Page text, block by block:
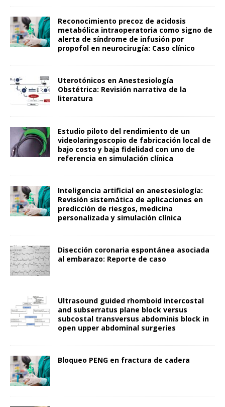
Reconocimiento precoz de acidosis
metabólica intraoperatoria como signo de
alerta de síndrome de infusión por
propofol en neurocirugía: Caso clínico
Uterotónicos en Anestesiología
Obstétrica: Revisión narrativa de la
literatura
Estudio piloto del rendimiento de un
videolaringoscopio de fabricación local de
bajo costo y baja fidelidad con uno de
referencia en simulación clínica
Inteligencia artificial en anestesiología:
Revisión sistemática de aplicaciones en
predicción de riesgos, medicina
personalizada y simulación clínica
Disección coronaria espontánea asociada
al embarazo: Reporte de caso
Ultrasound guided rhomboid intercostal
and subserratus plane block versus
subcostal transversus abdominis block in
open upper abdominal surgeries
Bloqueo PENG en fractura de cadera